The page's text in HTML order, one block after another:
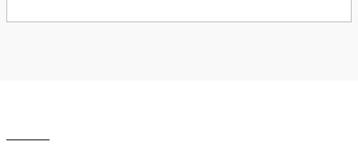
yetersiz gördüğünüz noktaları öneri formunu kullanarak tarafımıza